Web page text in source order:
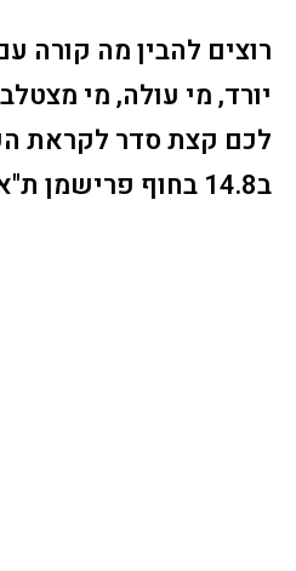
רוצים להבין מה קורה
יורד, מי עולה, מי
לכם קצת סדר לקראת
ב14.8 בחוף פרישמן ת"א, תבלו